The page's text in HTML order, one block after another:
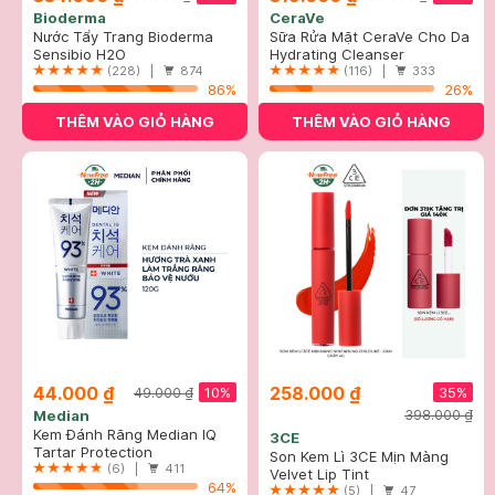
Bioderma
Nước Tẩy Trang Bioderma
Dành Cho Da Nhạy Cảm
500ml
Sensibio H2O
(228) | 874
86%
THÊM VÀO GIỎ HÀNG
CeraVe
Sữa Rửa Mặt CeraVe Cho Da
Thường Đến Khô 473ml
Hydrating Cleanser
(116) | 333
26%
THÊM VÀO GIỎ HÀNG
44.000 ₫ 10%
49.000 ₫
Median
Kem Đánh Răng Median IQ
93% Trắng Răng Màu Trắng
Bạc 120g
Tartar Protection
Toothpaste - White
(6) | 411
64%
258.000 ₫ 35%
398.000 ₫
3CE
Son Kem Lì 3CE Mịn Màng
Như Nhung Childlike - Cam
Velvet Lip Tint
(5) | 47